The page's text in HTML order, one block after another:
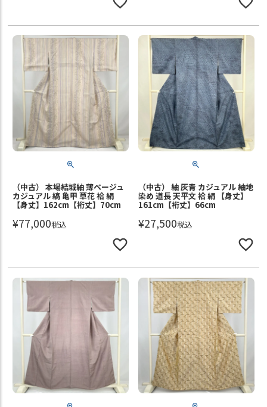
（中古） 本場結城紬 薄ベージュ
カジュアル 縞 亀甲 草花 袷 絹
【身丈】162cm【裄丈】70cm
¥77,000税込
（中古） 紬 灰青 カジュアル 紬地
染め 道長 天平文 袷 絹 【身丈】
161cm【裄丈】66cm
¥27,500税込